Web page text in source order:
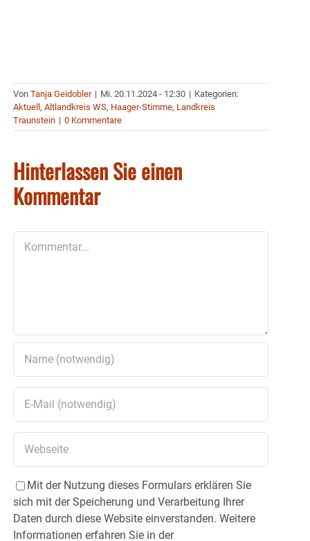
Von Tanja Geidobler | Mi. 20.11.2024 - 12:30 | Kategorien:
Aktuell , Altlandkreis WS, Haager-Stimme, Landkreis
Traunstein | 0 Kommentare
Hinterlassen Sie einen
Kommentar
Mit der Nutzung dieses Formulars erklären Sie
sich mit der Speicherung und Verarbeitung Ihrer
Daten durch diese Website einverstanden. Weitere
Informationen erfahren Sie in der